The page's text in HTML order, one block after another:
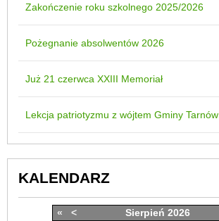
Zakończenie roku szkolnego 2025/2026
Pożegnanie absolwentów 2026
Już 21 czerwca XXIII Memoriał
Lekcja patriotyzmu z wójtem Gminy Tarnów
KALENDARZ
« < Sierpień 2026